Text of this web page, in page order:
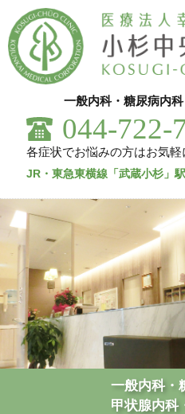
一般内科・糖尿病内
044-722-
各症状でお悩みの方はお気
JR・東急東横線 「武蔵小杉」
一般内科・
甲状腺内科